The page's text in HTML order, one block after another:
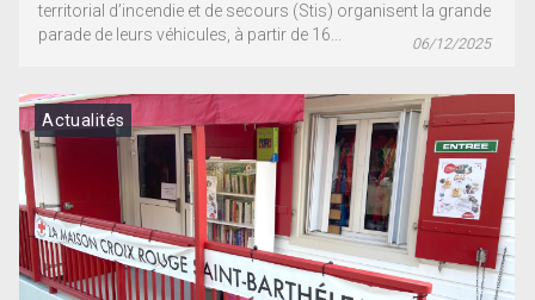
territorial d’incendie et de secours (Stis) organisent la grande
parade de leurs véhicules, à partir de 16...
06/12/2025
Actualités